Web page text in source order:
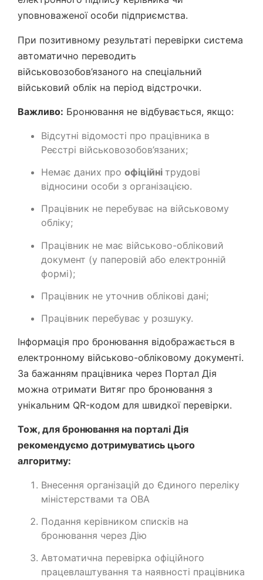
уповноваженої особи підприємства.
При позитивному результаті перевірки система
автоматично переводить
військовозобов’язаного на спеціальний
військовий облік на період відстрочки.
Важливо: Бронювання не відбувається, якщо:
Відсутні відомості про працівника в
Реєстрі військовозобов’язаних;
Немає даних про офіційні трудові
відносини особи з організацією.
Працівник не перебуває на військовому
обліку;
Працівник не має військово-обліковий
документ (у паперовій або електронній
формі);
Працівник не уточнив облікові дані;
Працівник перебуває у розшуку.
Інформація про бронювання відображається в
електронному військово-обліковому документі.
За бажанням працівника через Портал Дія
можна отримати Витяг про бронювання з
унікальним QR-кодом для швидкої перевірки.
Тож, для бронювання на порталі Дія
рекомендуємо дотримуватись цього
алгоритму:
Внесення організацій до Єдиного переліку
міністерствами та ОВА
Подання керівником списків на
бронювання через Дію
Автоматична перевірка офіційного
працевлаштування та наявності працівника